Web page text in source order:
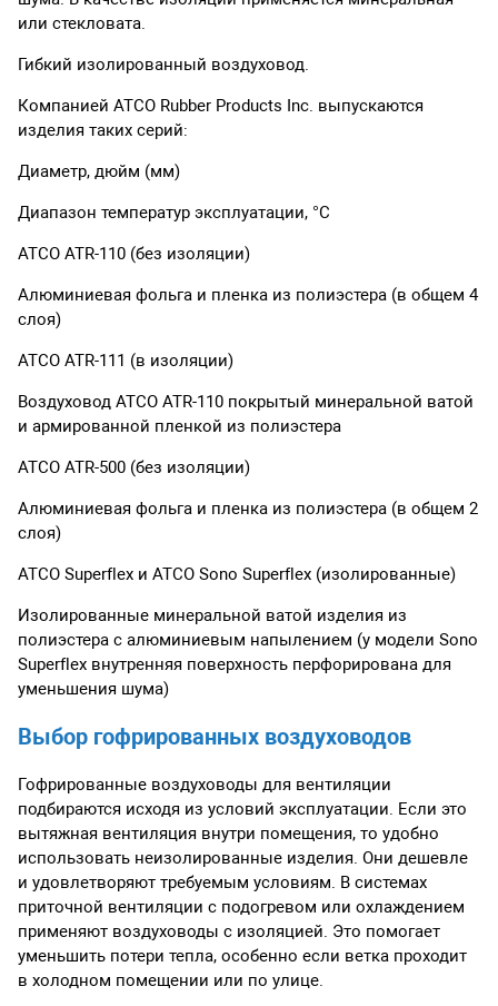
или стекловата.
Гибкий изолированный воздуховод.
Компанией ATCO Rubber Products Inc. выпускаются
изделия таких серий:
Диаметр, дюйм (мм)
Диапазон температур эксплуатации, °С
ATCO ATR-110 (без изоляции)
Алюминиевая фольга и пленка из полиэстера (в общем 4
слоя)
ATCO ATR-111 (в изоляции)
Воздуховод ATCO ATR-110 покрытый минеральной ватой
и армированной пленкой из полиэстера
ATCO ATR-500 (без изоляции)
Алюминиевая фольга и пленка из полиэстера (в общем 2
слоя)
ATCO Superflex и ATCO Sono Superflex (изолированные)
Изолированные минеральной ватой изделия из
полиэстера с алюминиевым напылением (у модели Sono
Superflex внутренняя поверхность перфорирована для
уменьшения шума)
Выбор гофрированных воздуховодов
Гофрированные воздуховоды для вентиляции
подбираются исходя из условий эксплуатации. Если это
вытяжная вентиляция внутри помещения, то удобно
использовать неизолированные изделия. Они дешевле
и удовлетворяют требуемым условиям. В системах
приточной вентиляции с подогревом или охлаждением
применяют воздуховоды с изоляцией. Это помогает
уменьшить потери тепла, особенно если ветка проходит
в холодном помещении или по улице.